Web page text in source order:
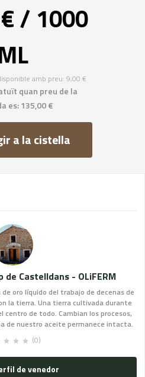
/ 1000
amb preu: 9,00 €
quan preu de la
es: 135,00 €
a la cistella
de Castelldans - OLiFERM
oro líquido del trabajo de decenas de
la tierra. Una tierra cultivada durante
centro de todo. Cambian los procesos,
de nuestro aceite permanece intacta.
(0)
de venedor